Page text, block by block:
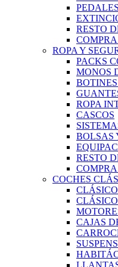
PEDALES
RESTO
ROPA Y
PACKS
MONOS
ROPA
CASCOS
BOLSAS
RESTO
COCHES
CAJAS